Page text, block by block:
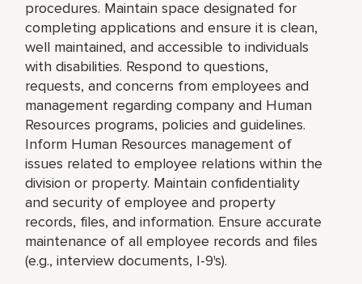
procedures. Maintain space designated for
completing applications and ensure it is clean,
well maintained, and accessible to individuals
with disabilities. Respond to questions,
requests, and concerns from employees and
management regarding company and Human
Resources programs, policies and guidelines.
Inform Human Resources management of
issues related to employee relations within the
division or property. Maintain confidentiality
and security of employee and property
records, files, and information. Ensure accurate
maintenance of all employee records and files
(e.g., interview documents, I-9's).